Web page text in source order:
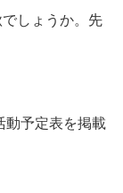
しょうか。先
動予定表を掲載